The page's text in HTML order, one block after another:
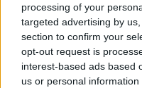
processing of your
targeted advertising by
section to confirm your
opt-out request is
interest-based ads based
us or personal
@törzsmókus: Nem
hozzászólásokat, a
lapot is, nagyon ez
korrektebbek vagytok
pártfinanszírozásotok